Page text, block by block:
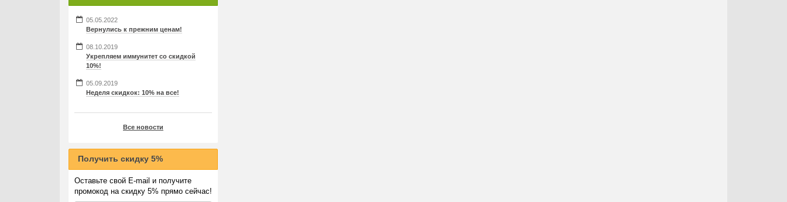
05.05.2022
Вернулись к прежним ценам!
08.10.2019
Укрепляем иммунитет со скидкой
10%!
05.09.2019
Неделя скидкок: 10% на все!
Все новости
Получить скидку 5%
Оставьте свой E-mail и получите
промокод на скидку 5% прямо сейчас!